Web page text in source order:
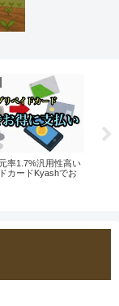
率1.7%汎用性高い
カードKyashでお